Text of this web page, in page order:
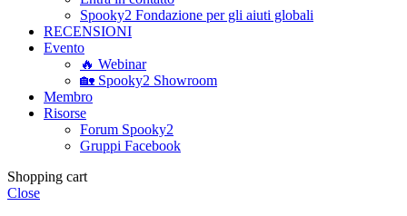
Spooky2 Fondazione per gli aiuti globali
RECENSIONI
Evento
🔥 Webinar
🏡 Spooky2 Showroom
Membro
Risorse
Forum Spooky2
Gruppi Facebook
Shopping cart
Close